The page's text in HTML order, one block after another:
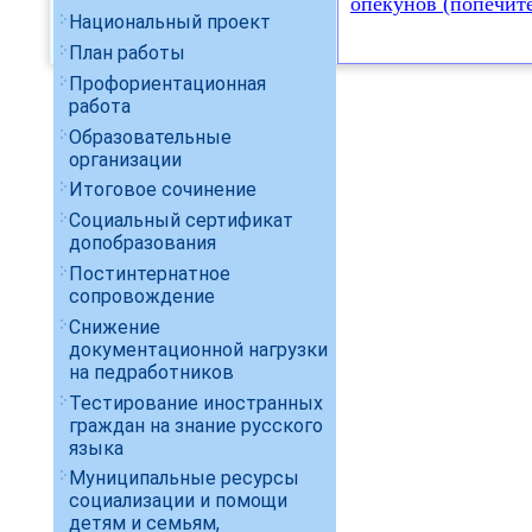
Национальный проект
План работы
Профориентационная
работа
Образовательные
организации
Итоговое сочинение
Социальный сертификат
допобразования
Постинтернатное
сопровождение
Снижение
документационной нагрузки
на педработников
Тестирование иностранных
граждан на знание русского
языка
Муниципальные ресурсы
социализации и помощи
детям и семьям,